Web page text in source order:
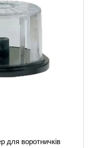
для воротничків